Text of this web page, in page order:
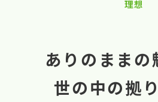
理想
ありのままの
世の中の拠